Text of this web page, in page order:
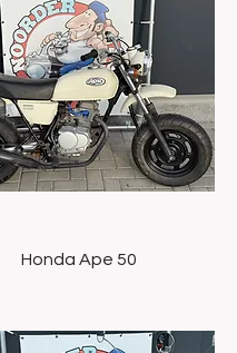
Snel overzicht
Honda Ape 50